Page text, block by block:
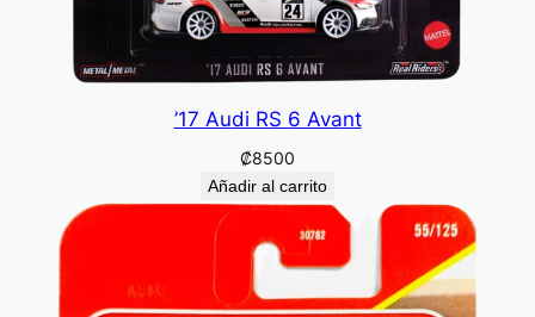
’17 Audi RS 6 Avant
₡8500
Añadir al carrito